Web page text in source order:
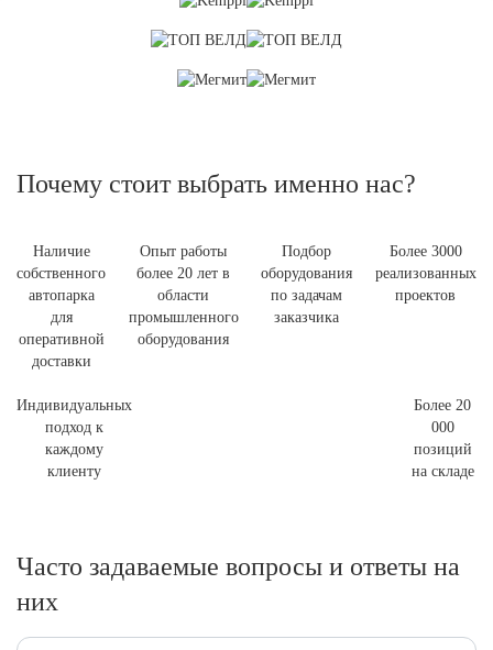
Почему стоит выбрать именно нас?
Наличие
собственного
автопарка
для
оперативной
доставки
Опыт работы
более 20 лет в
области
промышленного
оборудования
Подбор
оборудования
по задачам
заказчика
Более 3000
реализованных
проектов
Индивидуальных
подход к
каждому
клиенту
Более 20
000
позиций
на складе
Часто задаваемые вопросы и ответы на
них